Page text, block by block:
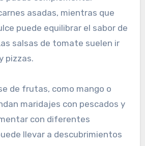
asadas, mientras que
puede equilibrar el sabor de
salsas de tomate suelen ir
pizzas.
de frutas, como mango o
maridajes con pescados y
con diferentes
llevar a descubrimientos